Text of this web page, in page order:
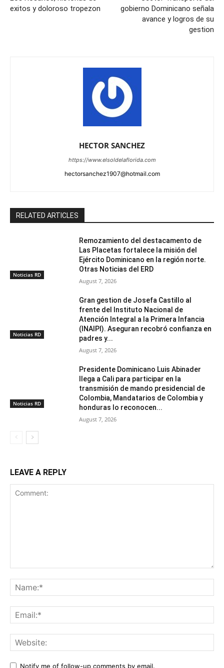
exitos y doloroso tropezon
gobierno Dominicano señala
avance y logros de su
gestion
HECTOR SANCHEZ
https://www.elsoldelaflorida.com
hectorsanchez1907@hotmail.com
RELATED ARTICLES
Noticias RD
Remozamiento del destacamento de
Las Placetas fortalece la misión del
Ejército Dominicano en la región norte.
Otras Noticias del ERD
August 7, 2026
Noticias RD
Gran gestion de Josefa Castillo al
frente del Instituto Nacional de
Atención Integral a la Primera Infancia
(INAIPI). Aseguran recobró confianza en
padres y...
August 7, 2026
Noticias RD
Presidente Dominicano Luis Abinader
llega a Cali para participar en la
transmisión de mando presidencial de
Colombia, Mandatarios de Colombia y
honduras lo reconocen...
August 7, 2026
LEAVE A REPLY
Notify me of follow-up comments by email.